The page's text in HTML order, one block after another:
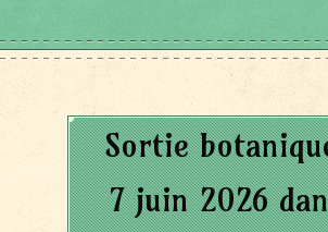
Sortie
7 juin 2026